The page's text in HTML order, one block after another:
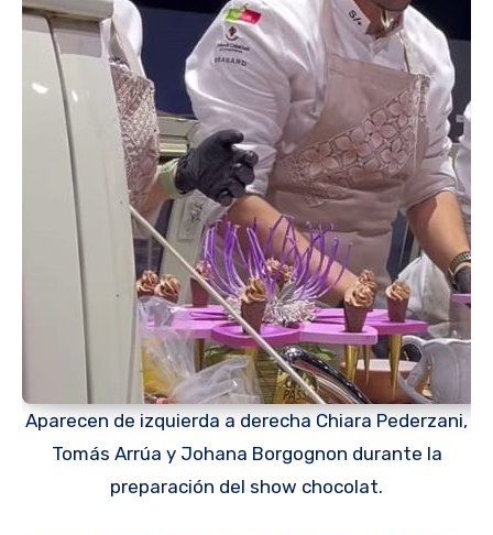
Aparecen de izquierda a derecha Chiara Pederzani,
Tomás Arrúa y Johana Borgognon durante la
preparación del show chocolat.